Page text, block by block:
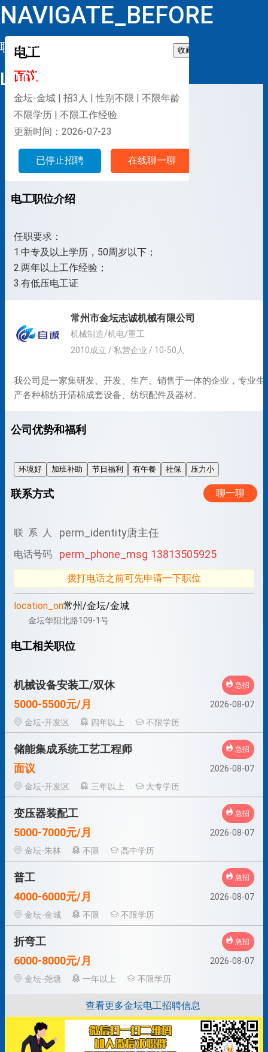
NAVIGATE_BEFORE
职位详情
LOOP
电工 收藏
面议
金坛-金城 | 招3人 | 性别不限 | 不限年龄
不限学历 | 不限工作经验
更新时间：2026-07-23
已停止招聘 在线聊一聊
电工职位介绍
任职要求：
1.中专及以上学历，50周岁以下；
2.两年以上工作经验；
3.有低压电工证
常州市金坛志诚机械有限公司
机械制造/机电/重工
2010成立 / 私营企业 / 10-50人
我公司是一家集研发、开发、生产、销售于一体的企业，专业生
产各种棉纺开清棉成套设备、纺织配件及器材。
公司优势和福利
环境好 加班补助 节日福利 有午餐 社保 压力小
联系方式 聊一聊
联 系 人 perm_identity唐主任
电话号码 perm_phone_msg 13813505925
拨打电话之前可先申请一下职位
location_on常州/金坛/金城
金坛华阳北路109-1号
电工相关职位
机械设备安装工/双休 急招
5000-5500元/月
2026-08-07
金坛-开发区
四年以上 不限学历
储能集成系统工艺工程师 急招
面议
2026-08-07
金坛-开发区
三年以上 大专学历
变压器装配工 急招
5000-7000元/月
2026-08-07
金坛-朱林
不限 高中学历
普工 急招
4000-6000元/月
2026-08-07
金坛-金城
不限 不限学历
折弯工 急招
6000-8000元/月
2026-08-07
金坛-尧塘
一年以上 不限学历
查看更多金坛电工招聘信息